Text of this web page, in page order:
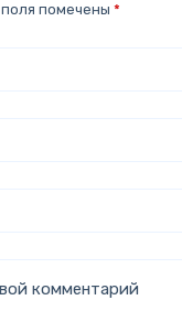
помечены *
комментарий